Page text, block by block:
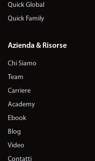
Quick Global
Quick Family
Azienda & Risorse
Chi Siamo
Team
Carriere
Academy
Ebook
Blog
Video
Contatti